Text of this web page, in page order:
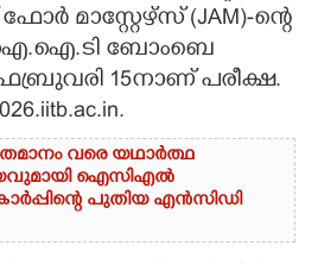
മാസ്റ്റേഴ്സ് (JAM)-ന്റെ
ഐ.ഐ.ടി ബോംബെ
15നാണ് പരീക്ഷ.
വരെ യഥാർത്ഥ
ഐസിഎൽ
പുതിയ എൻസിഡി